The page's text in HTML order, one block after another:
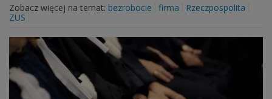
Zobacz więcej na temat: bezrobocie firma
Rzeczpospolita
ZUS